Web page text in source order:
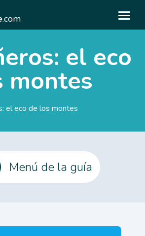
.com
el eco
montes
el eco de los montes
Menú de la guía